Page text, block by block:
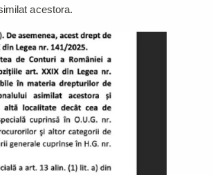
acestora.